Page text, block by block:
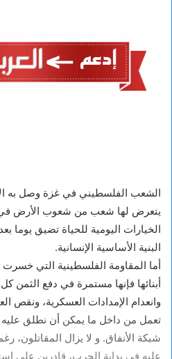
الشعب الفلسطيني في غزة وصل به
يتعرض لها شعب من شعوب الأرض في
الخيارات اليومية للحياة تضيق
البنية الأساسية الإنسانية.
أما المقاومة الفلسطينية التي خسرت
أبنائها فإنها مستمرة في دفع الثمن
وانعدام الإمدادات العسكرية، ونقص
تعمل من داخل ما يمكن أن نطلق
شبكة الأنفاق. و لا يزال المقاتلون،
عليه في بداية الحرب، قادرين على